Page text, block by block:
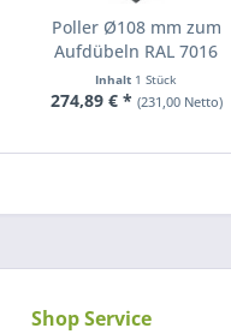
Poller Ø108 mm zum
Aufdübeln RAL 7016
Inhalt 1 Stück
274,89 € * (231,00 Netto)
Shop Service